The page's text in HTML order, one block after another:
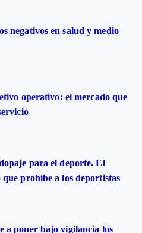
negativos en salud y medio
operativo: el mercado que
para el deporte. El
prohíbe a los deportistas
a poner bajo vigilancia los